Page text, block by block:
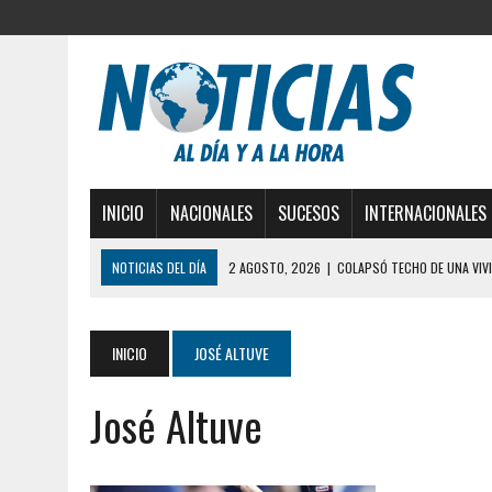
INICIO NACIONALES SUCESOS INTERNACIONALES
NOTICIAS DEL DÍA 2 AGOSTO, 2026 | COLAPSÓ TECHO DE UNA
MISTERIOSA MUERTE DE MODELO EN MONAGAS:
6 AGOSTO, 2026 | BARINAS: ADOLESCENTE SE QUITÓ LA VIDA TRAS
6 AGOSTO, 2026
5 AGOSTO, 2026 | PRESUNTO BROTE PSICÓTICO POR FALTA DE
5 AGOSTO, 2026 | HORROR EN BARINAS: UN HOMBRE INDUJO AL
INICIO JOSÉ ALTUVE
José Altuve